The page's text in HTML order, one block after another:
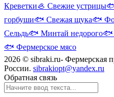
Креветки🦪 Свежие устрицы
горбуши🐟 Свежая щука🐟
Сельдь🐟 Минтай недорого🐟
🐟 Фермерское мясо
2026 © sibraki.ru- Фермерская
России. sibrakiopt@yandex.ru
Обратная связь